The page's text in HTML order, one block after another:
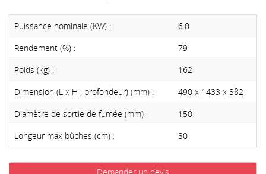
Puissance nominale (KW) :
6.0
Rendement (%) :
79
Poids (kg) :
162
Dimension (L x H , profondeur) (mm) :
490 x 1433 x 382
Diamètre de sortie de fumée (mm) :
150
Longeur max bûches (cm) :
30